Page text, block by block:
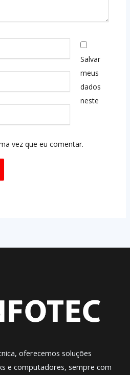
Salvar
meus
dados
neste
vez que eu comentar.
oferecemos soluções
e computadores, sempre com